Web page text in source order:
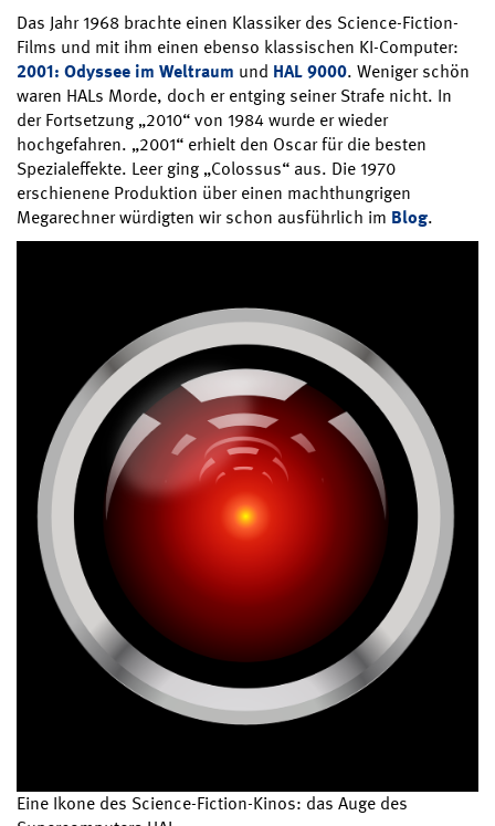
Das Jahr 1968 brachte einen Klassiker des Science-Fiction-
Films und mit ihm einen ebenso klassischen KI-Computer:
2001: Odyssee im Weltraum und HAL 9000. Weniger schön
waren HALs Morde, doch er entging seiner Strafe nicht. In
der Fortsetzung „2010“ von 1984 wurde er wieder
hochgefahren. „2001“ erhielt den Oscar für die besten
Spezialeffekte. Leer ging „Colossus“ aus. Die 1970
erschienene Produktion über einen machthungrigen
Megarechner würdigten wir schon ausführlich im Blog.
Eine Ikone des Science-Fiction-Kinos: das Auge des